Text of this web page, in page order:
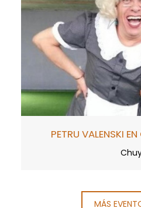
PETRU VALENSKI
MÁS